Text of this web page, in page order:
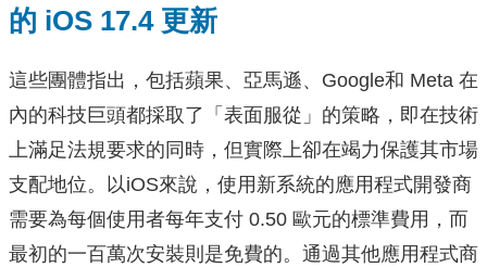
的 iOS 17.4 更新
這些團體指出，包括蘋果、亞馬遜、Google和 Meta 在
內的科技巨頭都採取了「表面服從」的策略，即在技術
上滿足法規要求的同時，但實際上卻在竭力保護其市場
支配地位。以iOS來說，使用新系統的應用程式開發商
需要為每個使用者每年支付 0.50 歐元的標準費用，而
最初的一百萬次安裝則是免費的。通過其他應用程式商